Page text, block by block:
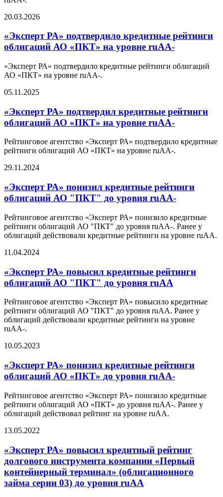
20.03.2026
«Эксперт РА» подтвердило кредитные рейтинги
облигаций АО «ПКТ» на уровне ruAA-
«Эксперт РА» подтвердило кредитные рейтинги облигаций
АО «ПКТ» на уровне ruAA-.
05.11.2025
«Эксперт РА» подтвердил кредитные рейтинги
облигаций АО «ПКТ» на уровне ruAA-
Рейтинговое агентство «Эксперт РА» подтвердило кредитные
рейтинги облигаций АО «ПКТ» на уровне ruAA-.
29.11.2024
«Эксперт РА» понизил кредитные рейтинги
облигаций АО "ПКТ" до уровня ruAA-
Рейтинговое агентство «Эксперт РА» понизило кредитные
рейтинги облигаций АО "ПКТ" до уровня ruAA-. Ранее у
облигаций действовали кредитные рейтинги на уровне ruAA.
11.04.2024
«Эксперт РА» повысил кредитные рейтинги
облигаций АО "ПКТ" до уровня ruAA
Рейтинговое агентство «Эксперт РА» повысило кредитные
рейтинги облигаций АО "ПКТ" до уровня ruAA. Ранее у
облигаций действовали кредитные рейтинги на уровне
ruAA-.
10.05.2023
«Эксперт РА» понизил кредитные рейтинги
облигаций АО «ПКТ» до уровня ruAA-
Рейтинговое агентство «Эксперт РА» понизило кредитные
рейтинги облигаций АО «ПКТ» до уровня ruAA-. Ранее у
облигаций действовал рейтинг на уровне ruAA.
13.05.2022
«Эксперт РА» повысил кредитный рейтинг
долгового инструмента компании «Первый
контейнерный терминал» (облигационного
займа серии 03) до уровня ruАА